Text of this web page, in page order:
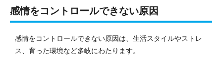
感情をコントロールできない原因
感情をコントロールできない原因は、生活スタイルやストレ
ス、育った環境など多岐にわたります。